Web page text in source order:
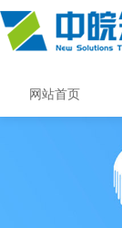
网站首页